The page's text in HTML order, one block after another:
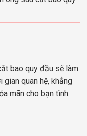
bao quy đầu sẽ làm
quan hệ, khẳng
mãn cho bạn tình.